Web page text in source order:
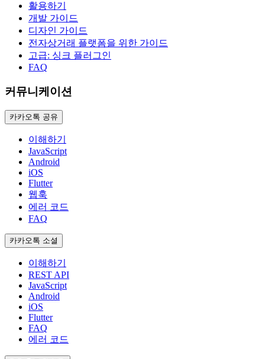
활용하기
개발 가이드
디자인 가이드
전자상거래 플랫폼을 위한 가이드
고급: 싱크 플러그인
FAQ
커뮤니케이션
카카오톡 공유
이해하기
JavaScript
Android
iOS
Flutter
웹훅
에러 코드
FAQ
카카오톡 소셜
이해하기
REST API
JavaScript
Android
iOS
Flutter
FAQ
에러 코드